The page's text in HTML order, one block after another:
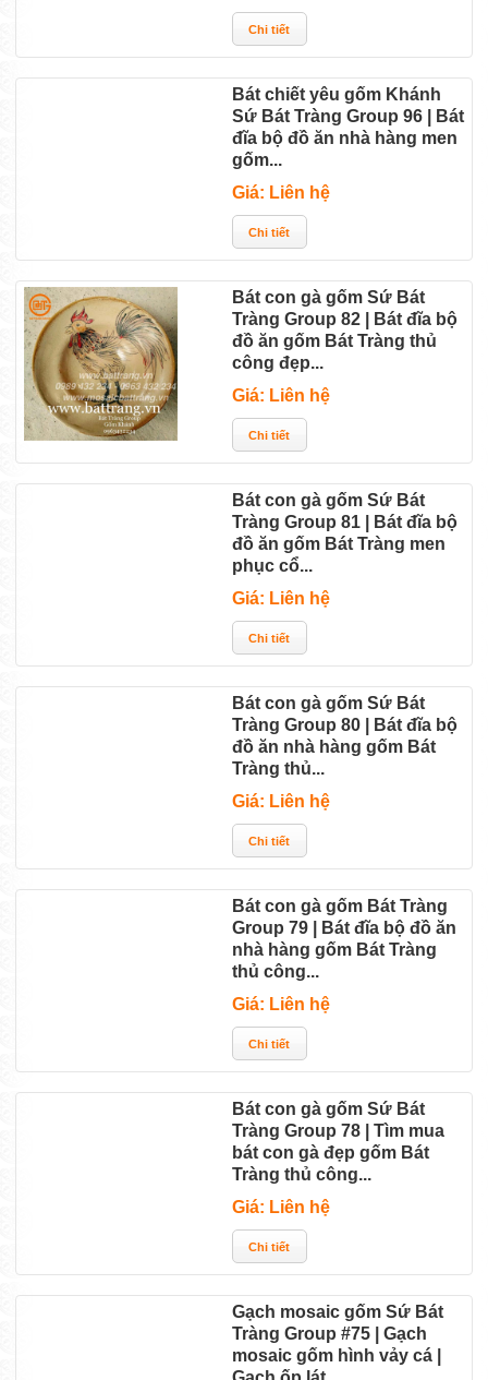
Bát chiết yêu gốm Khánh
Sứ Bát Tràng Group 96 | Bát
đĩa bộ đồ ăn nhà hàng men
gốm...
Giá: Liên hệ
Bát con gà gốm Sứ Bát
Tràng Group 82 | Bát đĩa bộ
đồ ăn gốm Bát Tràng thủ
công đẹp...
Giá: Liên hệ
Bát con gà gốm Sứ Bát
Tràng Group 81 | Bát đĩa bộ
đồ ăn gốm Bát Tràng men
phục cổ...
Giá: Liên hệ
Bát con gà gốm Sứ Bát
Tràng Group 80 | Bát đĩa bộ
đồ ăn nhà hàng gốm Bát
Tràng thủ...
Giá: Liên hệ
Bát con gà gốm Bát Tràng
Group 79 | Bát đĩa bộ đồ ăn
nhà hàng gốm Bát Tràng
thủ công...
Giá: Liên hệ
Bát con gà gốm Sứ Bát
Tràng Group 78 | Tìm mua
bát con gà đẹp gốm Bát
Tràng thủ công...
Giá: Liên hệ
Gạch mosaic gốm Sứ Bát
Tràng Group #75 | Gạch
mosaic gốm hình vảy cá |